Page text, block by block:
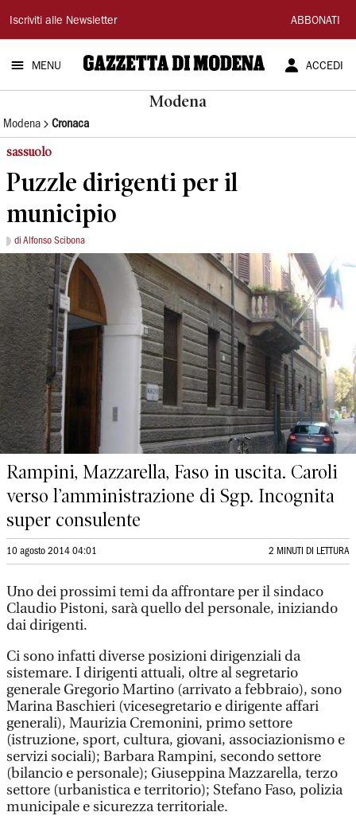
Gazzetta
di
Modena
Iscriviti alle Newsletter ABBONATI
MENU ACCEDI
Modena
Modena Cronaca
sassuolo
Puzzle dirigenti per il
municipio
di Alfonso Scibona
Rampini, Mazzarella, Faso in uscita. Caroli
verso l’amministrazione di Sgp. Incognita
super consulente
10 agosto 2014 04:01 2 MINUTI DI LETTURA
Uno dei prossimi temi da affrontare per il sindaco
Claudio Pistoni, sarà quello del personale, iniziando
dai dirigenti.
Ci sono infatti diverse posizioni dirigenziali da
sistemare. I dirigenti attuali, oltre al segretario
generale Gregorio Martino (arrivato a febbraio), sono
Marina Baschieri (vicesegretario e dirigente affari
generali), Maurizia Cremonini, primo settore
(istruzione, sport, cultura, giovani, associazionismo e
servizi sociali); Barbara Rampini, secondo settore
(bilancio e personale); Giuseppina Mazzarella, terzo
settore (urbanistica e territorio); Stefano Faso, polizia
municipale e sicurezza territoriale.